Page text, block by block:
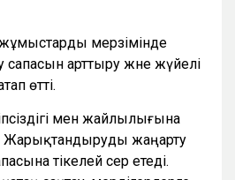
мерзімінде
арттыру және жүйелі
өтті.
мен жайлылығына
Жарықтандыруды жаңарту
тікелей әсер етеді.